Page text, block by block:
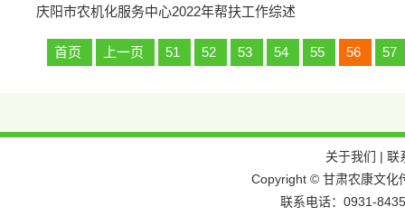
庆阳​市农机化服务中心2022年帮扶工作综述
首页 上一页 51 52 53 54 55 56 57
关于我们 | 联
Copyright © 甘肃农康文化
联系电话：0931-